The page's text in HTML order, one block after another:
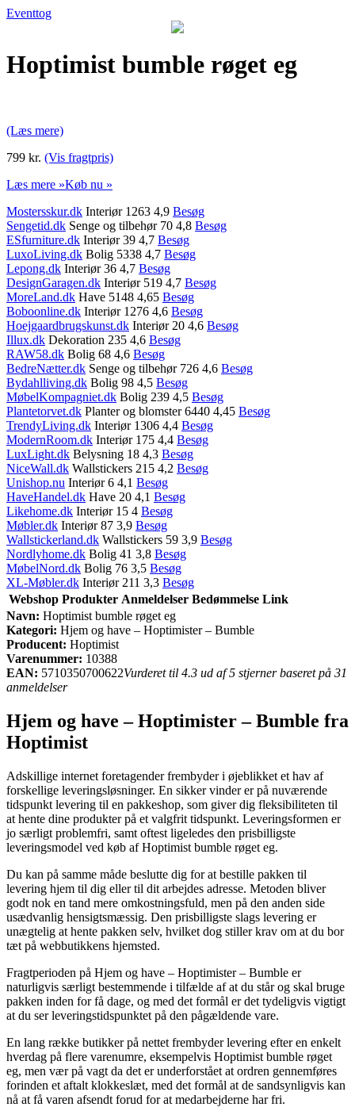
Eventtog
Hoptimist bumble røget eg
(Læs mere)
799 kr. (Vis fragtpris)
Læs mere »Køb nu »
Mostersskur.dk Interiør 1263 4,9 Besøg
Sengetid.dk Senge og tilbehør 70 4,8 Besøg
ESfurniture.dk Interiør 39 4,7 Besøg
LuxoLiving.dk Bolig 5338 4,7 Besøg
Lepong.dk Interiør 36 4,7 Besøg
DesignGaragen.dk Interiør 519 4,7 Besøg
MoreLand.dk Have 5148 4,65 Besøg
Boboonline.dk Interiør 1276 4,6 Besøg
Hoejgaardbrugskunst.dk Interiør 20 4,6 Besøg
Illux.dk Dekoration 235 4,6 Besøg
RAW58.dk Bolig 68 4,6 Besøg
BedreNætter.dk Senge og tilbehør 726 4,6 Besøg
Bydahlliving.dk Bolig 98 4,5 Besøg
MøbelKompagniet.dk Bolig 239 4,5 Besøg
Plantetorvet.dk Planter og blomster 6440 4,45 Besøg
TrendyLiving.dk Interiør 1306 4,4 Besøg
ModernRoom.dk Interiør 175 4,4 Besøg
LuxLight.dk Belysning 18 4,3 Besøg
NiceWall.dk Wallstickers 215 4,2 Besøg
Unishop.nu Interiør 6 4,1 Besøg
HaveHandel.dk Have 20 4,1 Besøg
Likehome.dk Interiør 15 4 Besøg
Møbler.dk Interiør 87 3,9 Besøg
Wallstickerland.dk Wallstickers 59 3,9 Besøg
Nordlyhome.dk Bolig 41 3,8 Besøg
MøbelNord.dk Bolig 76 3,5 Besøg
XL-Møbler.dk Interiør 211 3,3 Besøg
Webshop Produkter Anmeldelser Bedømmelse Link
Navn: Hoptimist bumble røget eg
Kategori: Hjem og have – Hoptimister – Bumble
Producent: Hoptimist
Varenummer: 10388
EAN: 5710350700622Vurderet til 4.3 ud af 5 stjerner baseret på 31
anmeldelser
Hjem og have – Hoptimister – Bumble fra
Hoptimist
Adskillige internet foretagender frembyder i øjeblikket et hav af
forskellige leveringsløsninger. En sikker vinder er på nuværende
tidspunkt levering til en pakkeshop, som giver dig fleksibiliteten til
at hente dine produkter på et valgfrit tidspunkt. Leveringsformen er
jo særligt problemfri, samt oftest ligeledes den prisbilligste
leveringsmodel ved køb af Hoptimist bumble røget eg.
Du kan på samme måde beslutte dig for at bestille pakken til
levering hjem til dig eller til dit arbejdes adresse. Metoden bliver
godt nok en tand mere omkostningsfuld, men på den anden side
usædvanlig hensigtsmæssig. Den prisbilligste slags levering er
unægtelig at hente pakken selv, hvilket dog stiller krav om at du bor
tæt på webbutikkens hjemsted.
Fragtperioden på Hjem og have – Hoptimister – Bumble er
naturligvis særligt bestemmende i tilfælde af at du står og skal bruge
pakken inden for få dage, og med det formål er det tydeligvis vigtigt
at du ser leveringstidspunktet på den pågældende vare.
En lang række butikker på nettet frembyder levering efter en enkelt
hverdag på flere varenumre, eksempelvis Hoptimist bumble røget
eg, men vær på vagt da det er underforstået at ordren gennemføres
forinden et aftalt klokkeslæt, med det formål at de sandsynligvis kan
nå at få varen afsendt forud for at medarbejderne har fri.